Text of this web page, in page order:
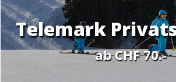
Telemark
ab CHF 70.-